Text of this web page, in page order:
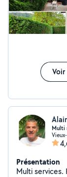
Multi
Présentation